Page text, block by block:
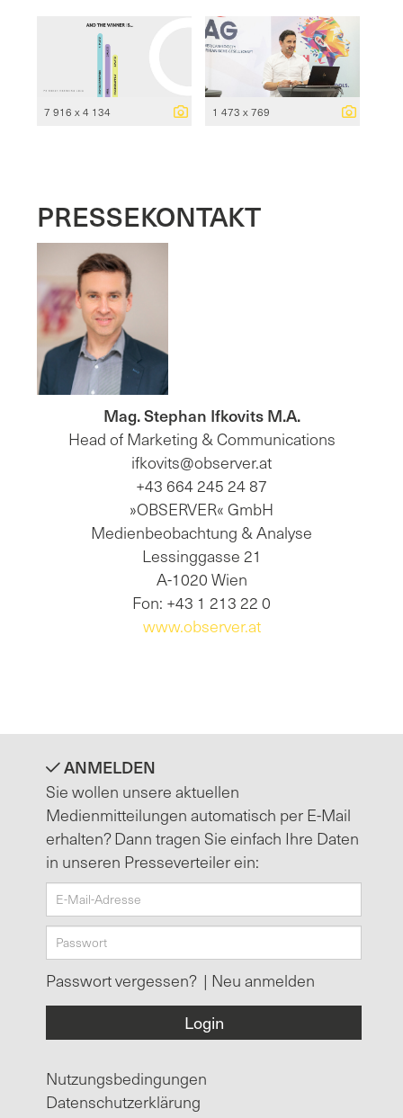
7 916 x 4 134 1 473 x 769
PRESSEKONTAKT
Mag. Stephan Ifkovits M.A.
Head of Marketing & Communications
ifkovits@observer.at
+43 664 245 24 87
»OBSERVER« GmbH
Medienbeobachtung & Analyse
Lessinggasse 21
A-1020 Wien
Fon: +43 1 213 22 0
www.observer.at
ANMELDEN
Sie wollen unsere aktuellen
Medienmitteilungen automatisch per E-Mail
erhalten? Dann tragen Sie einfach Ihre Daten
in unseren Presseverteiler ein:
Passwort vergessen? | Neu anmelden
Nutzungsbedingungen
Datenschutzerklärung